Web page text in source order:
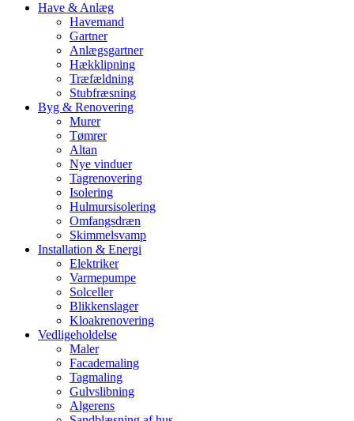
Have & Anlæg
Havemand
Gartner
Anlægsgartner
Hækklipning
Træfældning
Stubfræsning
Byg & Renovering
Murer
Tømrer
Altan
Nye vinduer
Tagrenovering
Isolering
Hulmursisolering
Omfangsdræn
Skimmelsvamp
Installation & Energi
Elektriker
Varmepumpe
Solceller
Blikkenslager
Kloakrenovering
Vedligeholdelse
Maler
Facademaling
Tagmaling
Gulvslibning
Algerens